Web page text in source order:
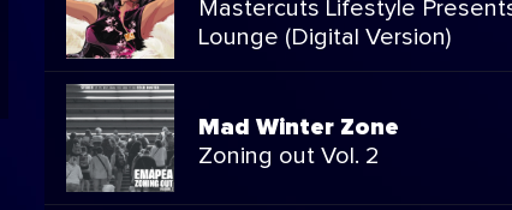
Mastercuts Lifestyle
Lounge (Digital Version)
Mad Winter Zone
Zoning out Vol. 2